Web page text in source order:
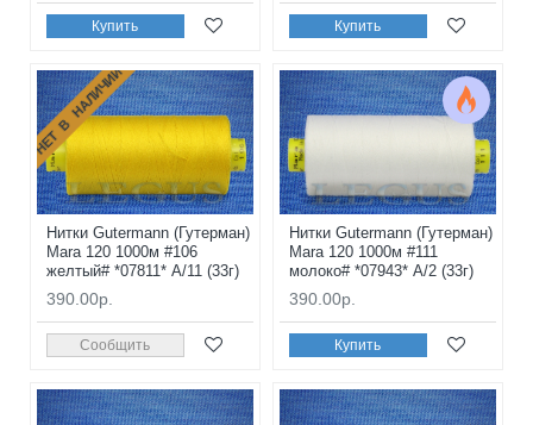
Купить Купить
НЕТ В НАЛИЧИИ
Нитки Gutermann (Гутерман)
Mara 120 1000м #106
желтый# *07811* A/11 (33г)
390.00р.
Сообщить
Нитки Gutermann (Гутерман)
Mara 120 1000м #111
молоко# *07943* A/2 (33г)
390.00р.
Купить